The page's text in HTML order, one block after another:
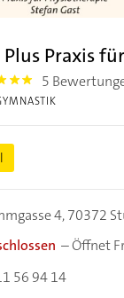
Plus Praxis
5
4,70372
–Öffnet
56 94 14